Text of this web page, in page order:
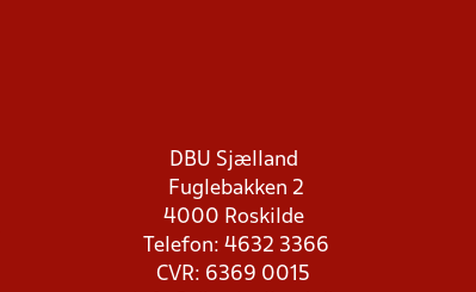
DBU Sjælland
Fuglebakken 2
4000 Roskilde
Telefon: 4632 3366
CVR: 6369 0015